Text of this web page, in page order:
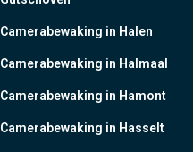
Camerabewaking in Halen
Camerabewaking in Halmaal
Camerabewaking in Hamont
Camerabewaking in Hasselt